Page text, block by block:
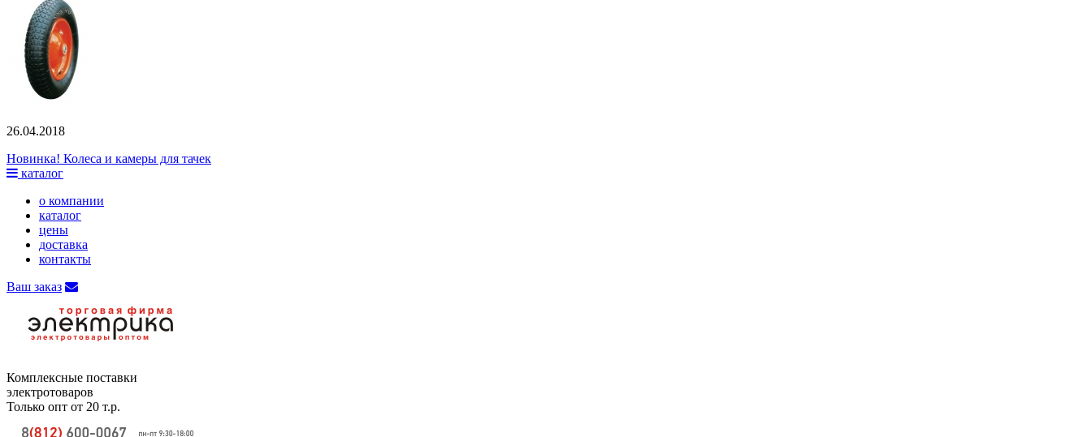
26.04.2018
Новинка! Колеса и камеры для тачек
каталог
о компании
каталог
цены
доставка
контакты
Ваш заказ
Комплексные поставки
электротоваров
Только опт от 20 т.р.